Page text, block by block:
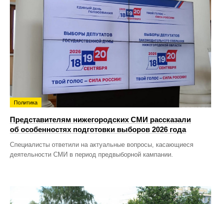
Политика
Представителям нижегородских СМИ рассказали
об особенностях подготовки выборов 2026 года
Специалисты ответили на актуальные вопросы, касающиеся
деятельности СМИ в период предвыборной кампании.